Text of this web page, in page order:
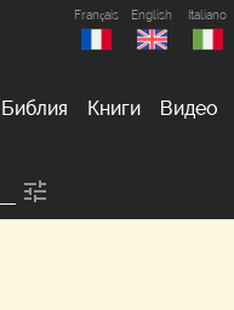
Français English Italiano
Библия Книги Видео